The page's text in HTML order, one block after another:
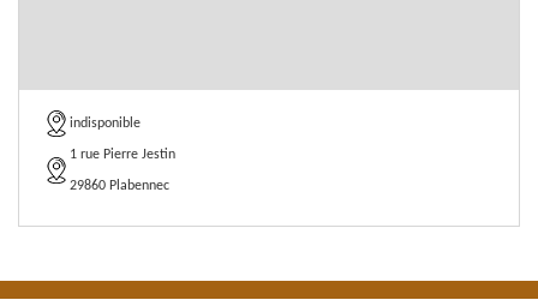
indisponible
1 rue Pierre Jestin
29860 Plabennec